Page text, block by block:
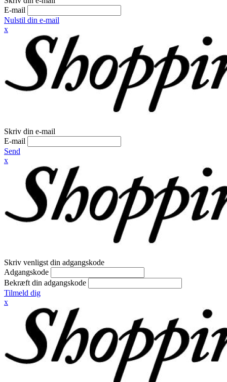
E-mail
Nulstil din e-mail
x
Skriv din e-mail
E-mail
Send
x
Skriv venligst din adgangskode
Adgangskode
Bekræft din adgangskode
Tilmeld dig
x